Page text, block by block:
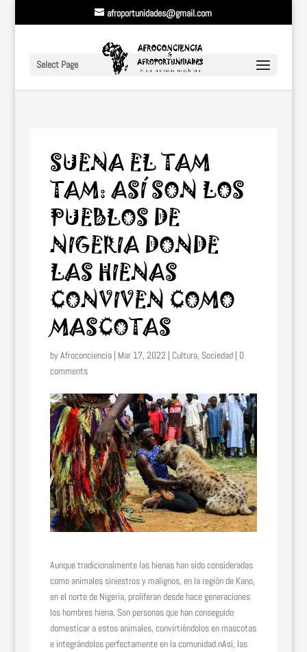
afroportunidades@gmail.com
Select Page
SUENA EL TAM
TAM: ASÍ SON LOS
PUEBLOS DE
NIGERIA DONDE
LAS HIENAS
CONVIVEN COMO
MASCOTAS
byAfroconciencia| Mar 17, 2022 | Cultura, Sociedad| 0
comments
Aunque tradicionalmente las hienas han sido consideradas
como animales siniestros y malignos, en la región de Kano,
en el norte de Nigeria, proliferan desde hace generaciones
los hombres hiena. Son personas que han conseguido
domesticar a estos animales, convirtiéndolos en mascotas
e integrándolos perfectamente en la comunidad.nAsí, las